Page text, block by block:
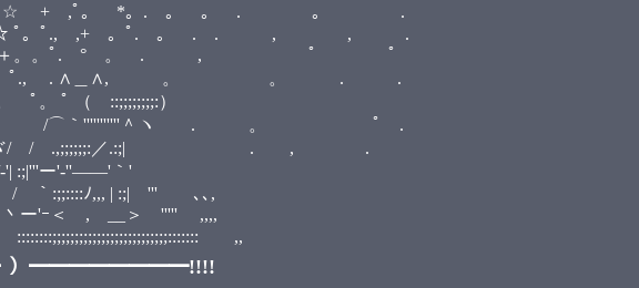
☆ + ,ﾟ。 *。. 。 。 . 。 .
* ☆ ﾟ。ﾟ., ,+ 。ﾟ. 。 . . , , .
.ﾟ 。 ☆ ＋。。ﾟ. ° 。 . , ﾟ ﾟ
。+ 。ﾟ., . ∧＿∧, 。 。 . .
。 ﾟ （ ::;;;;;;;;:）
. /⌒｀'''''''''''＾ヽ . 。 ﾟ .
.,;;;;;;:／.:;| . , .
:;|'''ー'-''――'｀'
:;;::::ﾉ,,, | :;| ''' ､､,
,ゝ__＞ ''''' ,,,,
,,
）━━━━━━━━!!!!